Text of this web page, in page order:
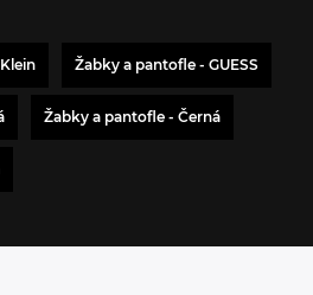
Žabky a pantofle - GUESS
Žabky a pantofle - Černá